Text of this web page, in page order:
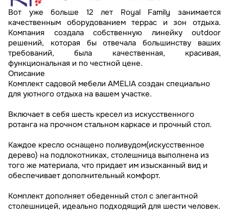
Вот уже больше 12 лет Royal Family занимается
качественным оборудованием террас и зон отдыха.
Компания создала собственную линейку outdoor
решений, которая бы отвечала большинству ваших
требований, была качественная, красивая,
функциональная и по честной цене.
Описание
Комплект садовой мебели AMELIA создан специально
для уютного отдыха на вашем участке.
Включает в себя шесть кресел из искусственного
ротанга на прочном стальном каркасе и прочный стол.
Каждое кресло оснащено поливудом(искусственное
дерево) на подлокотниках, столешница выполнена из
того же материала, что придает им изысканный вид и
обеспечивает дополнительный комфорт.
Комплект дополняет обеденный стол с элегантной
столешницей, идеально подходящий для шести человек.